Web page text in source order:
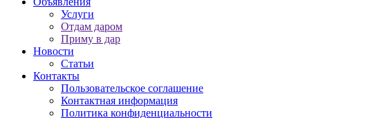
Услуги
Отдам даром
Приму в дар
Новости
Статьи
Контакты
Пользовательское соглашение
Контактная информация
Политика конфиденциальности